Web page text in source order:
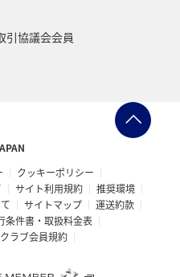
引協議会会員
クッキーポリシー
サイト利用規約
推奨環境
サイトマップ
運送約款
条件書・取扱料金表
ラブ会員規約